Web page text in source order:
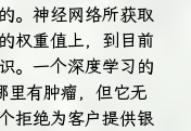
。神经网络所获取
权重值上，到目前
。一个深度学习的
里有肿瘤，但它无
拒绝为客户提供银